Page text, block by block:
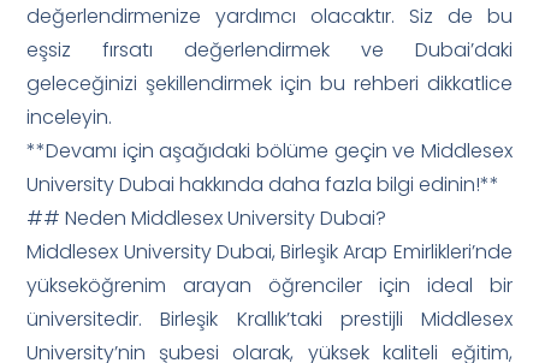
değerlendirmenize yardımcı olacaktır. Siz de bu
eşsiz fırsatı değerlendirmek ve Dubai’daki
geleceğinizi şekillendirmek için bu rehberi dikkatlice
inceleyin.
**Devamı için aşağıdaki bölüme geçin ve Middlesex
University Dubai hakkında daha fazla bilgi edinin!**
## Neden Middlesex University Dubai?
Middlesex University Dubai, Birleşik Arap Emirlikleri’nde
yükseköğrenim arayan öğrenciler için ideal bir
üniversitedir. Birleşik Krallık’taki prestijli Middlesex
University’nin şubesi olarak, yüksek kaliteli eğitim,